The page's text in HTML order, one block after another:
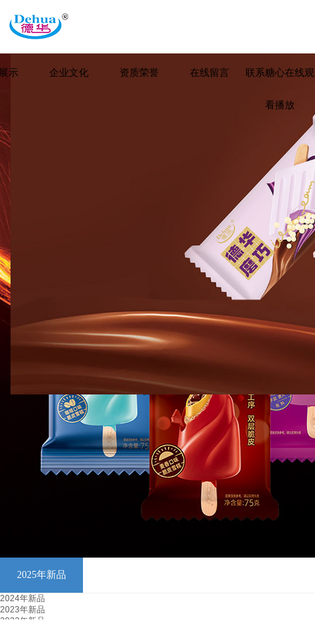
示 企业文化 资质荣誉 在线留言 联系糖心在线观
看播放
2025年新品
2024年新品
2023年新品
2022年新品